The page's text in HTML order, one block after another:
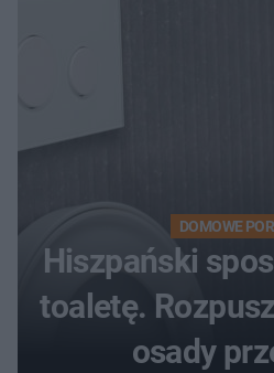
DOMOWE
Hiszpański
toaletę.
osady